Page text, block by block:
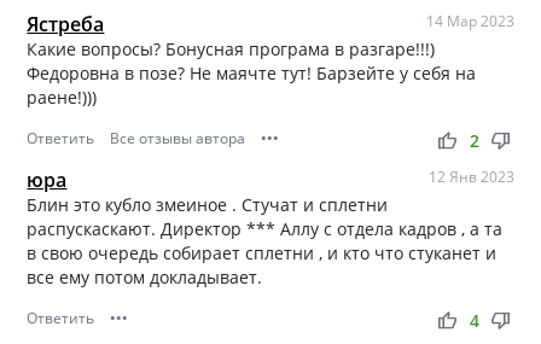
Ястреба 14 Мар 2023
Какие вопросы? Бонусная програма в разгаре!!!)
Федоровна в позе? Не маячте тут! Барзейте у себя на
раене!)))
Ответить Все отзывы автора ••• thumb_up thumb_down
2
юра 12 Янв 2023
Блин это кубло змеиное . Стучат и сплетни
распускаскают. Директор *** Аллу с отдела кадров , а та
в свою очередь собирает сплетни , и кто что стуканет и
все ему потом докладывает.
Ответить ••• thumb_up thumb_down
4